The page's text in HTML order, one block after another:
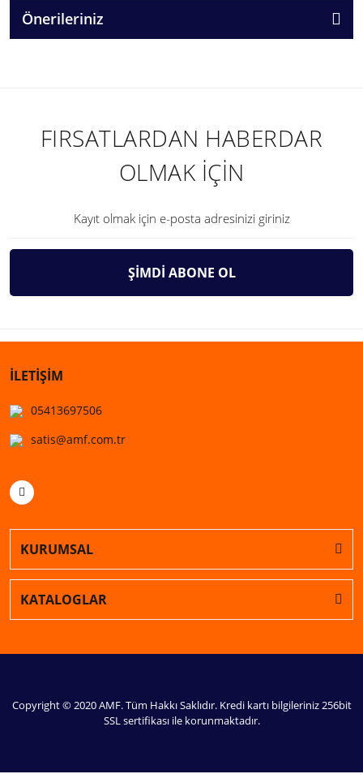
Önerileriniz
FIRSATLARDAN HABERDAR
OLMAK İÇİN
ŞİMDİ ABONE OL
İLETİŞİM
05413697506
satis@amf.com.tr
KURUMSAL
KATALOGLAR
Copyright © 2020 AMF. Tüm Hakkı Saklıdır. Kredi kartı bilgileriniz 256bit
SSL sertifikası ile korunmaktadır.